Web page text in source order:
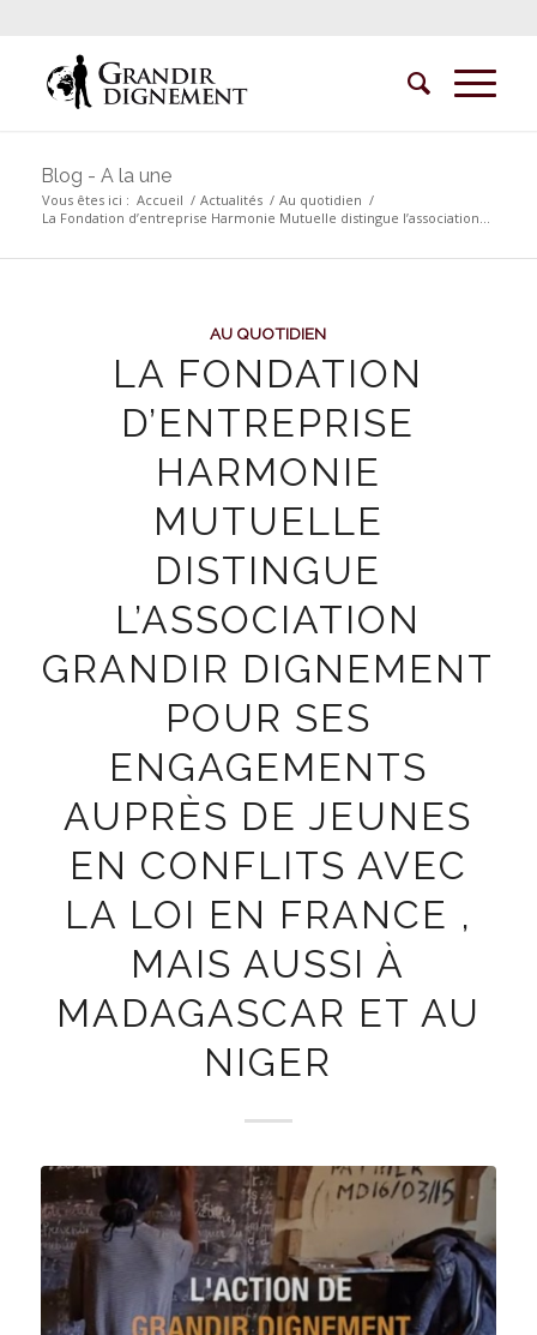
Blog - A la une
Vous êtes ici : Accueil / Actualités / Au quotidien /
La Fondation d’entreprise Harmonie Mutuelle distingue l’association...
AU QUOTIDIEN
LA FONDATION
D’ENTREPRISE
HARMONIE
MUTUELLE
DISTINGUE
L’ASSOCIATION
GRANDIR DIGNEMENT
POUR SES
ENGAGEMENTS
AUPRÈS DE JEUNES
EN CONFLITS AVEC
LA LOI EN FRANCE ,
MAIS AUSSI À
MADAGASCAR ET AU
NIGER